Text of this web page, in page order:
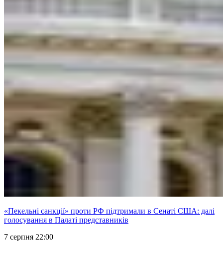
«Пекельні санкції» проти РФ підтримали в Сенаті США: далі
голосування в Палаті представників
7 серпня 22:00